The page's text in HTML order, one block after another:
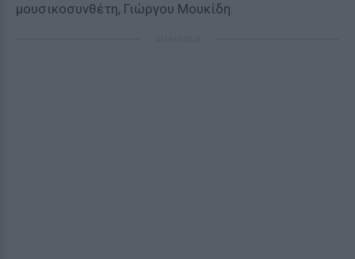
μουσικοσυνθέτη, Γιώργου Μουκίδη.